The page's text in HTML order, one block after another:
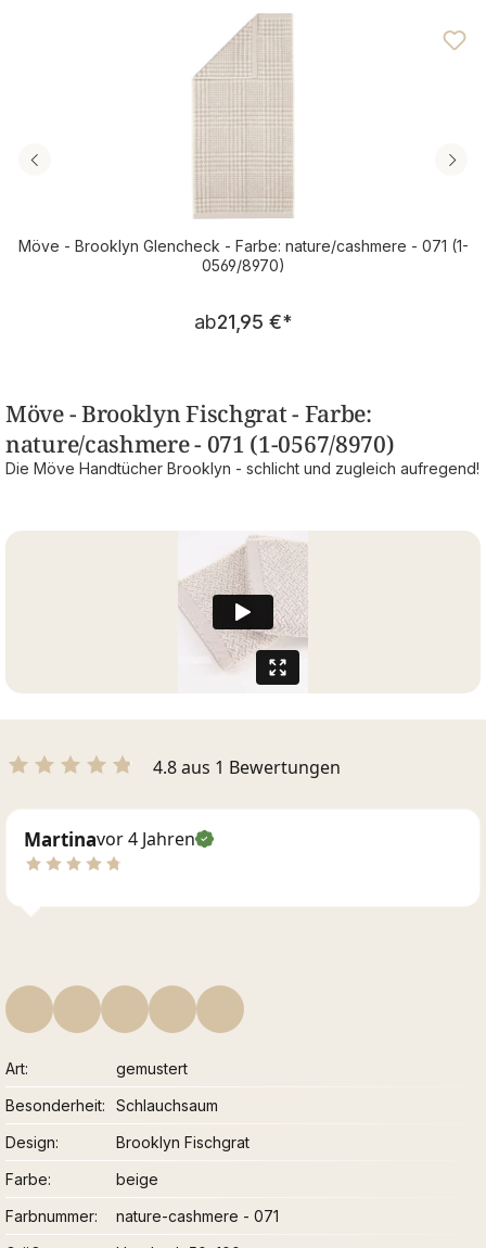
Durchschnittliche Bewertung von 4.75 von 5 Sternen
Möve - Brooklyn Glencheck - Farbe: nature/cashmere - 071 (1-
0569/8970)
Regulärer Preis:
ab21,95 €*
Möve - Brooklyn Fischgrat - Farbe:
nature/cashmere - 071 (1-0567/8970)
Die Möve Handtücher Brooklyn - schlicht und zugleich aufregend!
4.8 aus 1 Bewertungen
Martinavor 4 Jahren
Art
gemustert
Besonderheit
Schlauchsaum
Design
Brooklyn Fischgrat
Farbe
beige
Farbnummer
nature-cashmere - 071